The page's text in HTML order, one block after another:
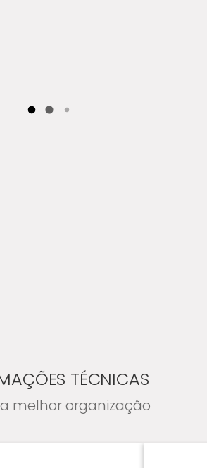
TÉCNICAS
melhor organização